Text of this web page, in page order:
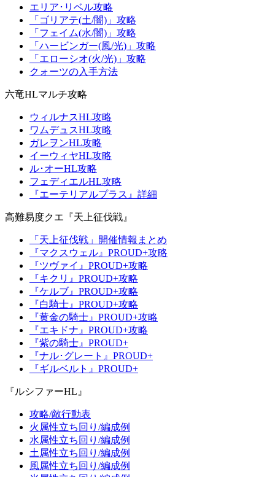
エリア･リベル攻略
「ゴリアテ(土/闇)」攻略
「フェイム(水/闇)」攻略
「ハービンガー(風/光)」攻略
「エローシオ(火/光)」攻略
クォーツの入手方法
六竜HLマルチ攻略
ウィルナスHL攻略
ワムデュスHL攻略
ガレヲンHL攻略
イーウィヤHL攻略
ル･オーHL攻略
フェディエルHL攻略
『エーテリアルプラス』詳細
高難易度クエ『天上征伐戦』
「天上征伐戦」開催情報まとめ
『マクスウェル』PROUD+攻略
『ツヴァイ』PROUD+攻略
『キクリ』PROUD+攻略
『ケルブ』PROUD+攻略
『白騎士』PROUD+攻略
『黄金の騎士』PROUD+攻略
『エキドナ』PROUD+攻略
『紫の騎士』PROUD+
『ナル･グレート』PROUD+
『ギルベルト』PROUD+
『ルシファーHL』
攻略/敵行動表
火属性立ち回り/編成例
水属性立ち回り/編成例
土属性立ち回り/編成例
風属性立ち回り/編成例